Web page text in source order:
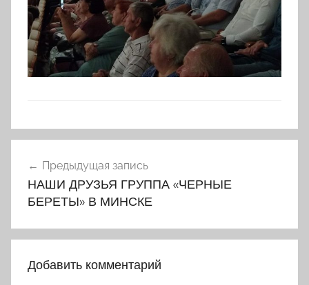
по
записям
Предыдущая запись
НАШИ ДРУЗЬЯ ГРУППА «ЧЕРНЫЕ
БЕРЕТЫ» В МИНСКЕ
Добавить комментарий